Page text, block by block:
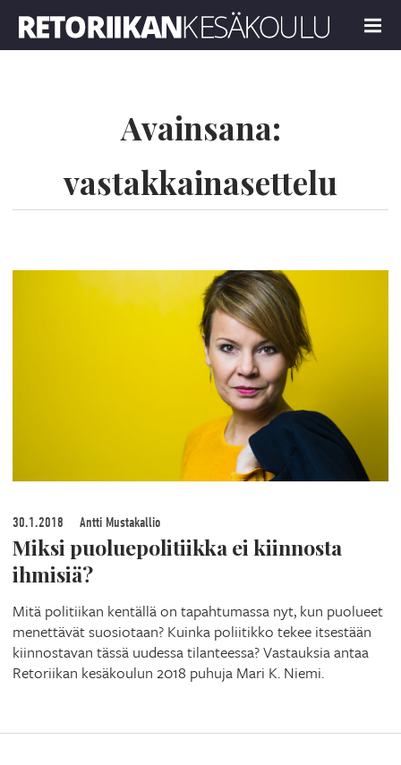
MENU
Avainsana:
vastakkainasettelu
30.1.2018 Antti Mustakallio
Miksi puoluepolitiikka ei kiinnosta
ihmisiä?
Mitä politiikan kentällä on tapahtumassa nyt, kun puolueet
menettävät suosiotaan? Kuinka poliitikko tekee itsestään
kiinnostavan tässä uudessa tilanteessa? Vastauksia antaa
Retoriikan kesäkoulun 2018 puhuja Mari K. Niemi.